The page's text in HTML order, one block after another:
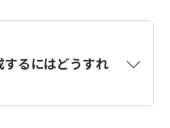
るにはどうすれ